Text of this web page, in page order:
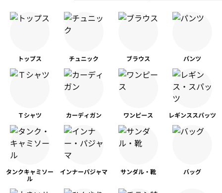
トップス チュニック ブラウス パンツ
Ｔシャツ カーディガン ワンピース レギンススパッツ
タンクキャミソー
ル
インナーパジャマ サンダル・靴 バッグ